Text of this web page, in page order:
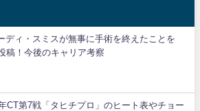
ディ・スミスが無事に手術を終えたことを
稿！今後のキャリア考察
CT第7戦「タヒチプロ」のヒート表やチョー